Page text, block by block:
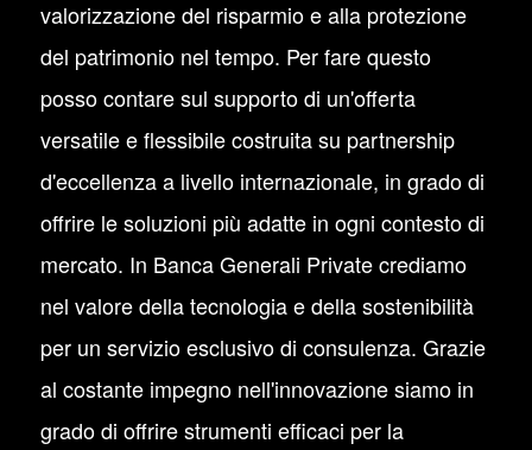
valorizzazione del risparmio e alla protezione
del patrimonio nel tempo. Per fare questo
posso contare sul supporto di un'offerta
versatile e flessibile costruita su partnership
d'eccellenza a livello internazionale, in grado di
offrire le soluzioni più adatte in ogni contesto di
mercato. In Banca Generali Private crediamo
nel valore della tecnologia e della sostenibilità
per un servizio esclusivo di consulenza. Grazie
al costante impegno nell'innovazione siamo in
grado di offrire strumenti efficaci per la